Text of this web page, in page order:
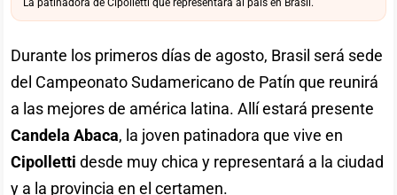
La patinadora de Cipolletti que representará al país en Brasil.
Durante los primeros días de agosto, Brasil será sede
del Campeonato Sudamericano de Patín que reunirá
a las mejores de américa latina. Allí estará presente
Candela Abaca, la joven patinadora que vive en
Cipollettidesde muy chica y representará a la ciudad
y a la provincia en el certamen.